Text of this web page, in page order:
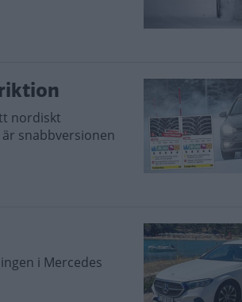
nordiskt
snabbversionen
i Mercedes